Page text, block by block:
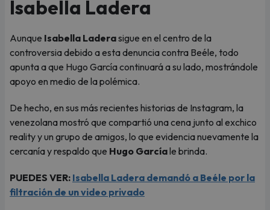
Isabella Ladera
Aunque Isabella Laderasigue en el centro de la
controversia debido a esta denuncia contra Beéle, todo
apunta a que Hugo García continuará a su lado, mostrándole
apoyo en medio de la polémica.
De hecho, en sus más recientes historias de Instagram, la
venezolana mostró que compartió una cena junto al exchico
reality y un grupo de amigos, lo que evidencia nuevamente la
cercanía y respaldo que Hugo Garcíale brinda.
PUEDES VER: Isabella Ladera demandó a Beéle por la
filtración de un video privado